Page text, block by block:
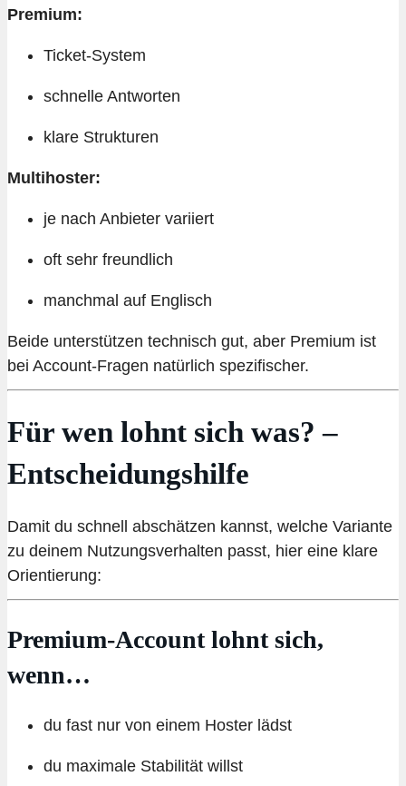
Premium:
Ticket-System
schnelle Antworten
klare Strukturen
Multihoster:
je nach Anbieter variiert
oft sehr freundlich
manchmal auf Englisch
Beide unterstützen technisch gut, aber Premium ist
bei Account-Fragen natürlich spezifischer.
Für wen lohnt sich was? –
Entscheidungshilfe
Damit du schnell abschätzen kannst, welche Variante
zu deinem Nutzungsverhalten passt, hier eine klare
Orientierung:
Premium-Account lohnt sich,
wenn…
du fast nur von einem Hoster lädst
du maximale Stabilität willst